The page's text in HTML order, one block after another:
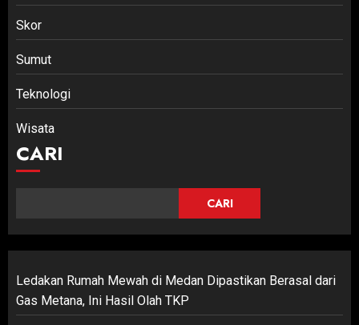
Skor
Sumut
Teknologi
Wisata
CARI
CARI
Ledakan Rumah Mewah di Medan Dipastikan Berasal dari
Gas Metana, Ini Hasil Olah TKP